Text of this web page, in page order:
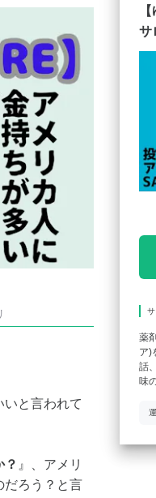
いと言われて
？ 』、アメリ
だろう？と言
サ
薬
ア)
話
味